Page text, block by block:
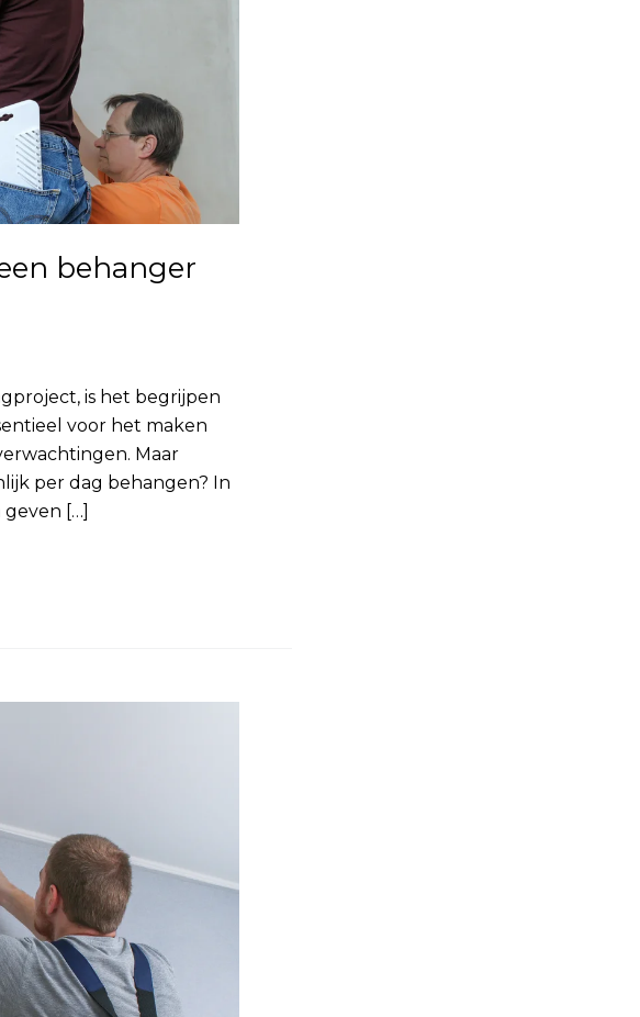
behanger
is het begrijpen
voor het maken
Maar
per dag behangen? In
[…]